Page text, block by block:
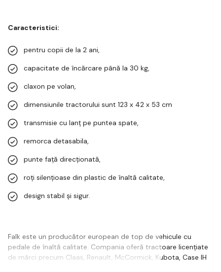
Caracteristici:
pentru copii de la 2 ani,
capacitate de încărcare până la 30 kg,
claxon pe volan,
dimensiunile tractorului sunt 123 x 42 x 53 cm
transmisie cu lanț pe puntea spate,
remorca detasabila,
punte față direcționată,
roți silențioase din plastic de înaltă calitate,
design stabil și sigur.
Falk este un producător european de top de vehicule cu
pedale de înaltă calitate. Compania oferă tractoare licențiate
de mărci precum Claas, Renault, McCormick, Kubota, Case IH